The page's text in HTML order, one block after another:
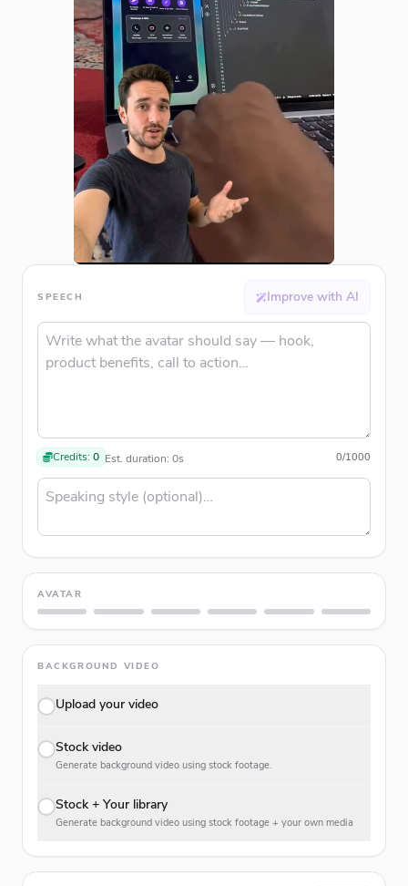
SPEECH Improve with AI
Credits: 0 Est. duration: 0s 0/1000
AVATAR
BACKGROUND VIDEO
Upload your video
Stock video
Generate background video using stock footage.
Stock + Your library
Generate background video using stock footage + your own media